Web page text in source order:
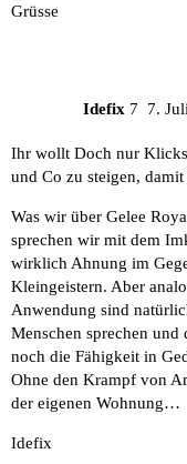
Grüsse
Idefix 7.
7
Ihr wollt Doch nur
und Co zu steigen,
Was wir über Gelee
sprechen wir mit dem
wirklich Ahnung im
Kleingeistern. Aber
Anwendung sind
Menschen sprechen und
noch die Fähigkeit in
Ohne den Krampf von
der eigenen Wohnung…
Idefix